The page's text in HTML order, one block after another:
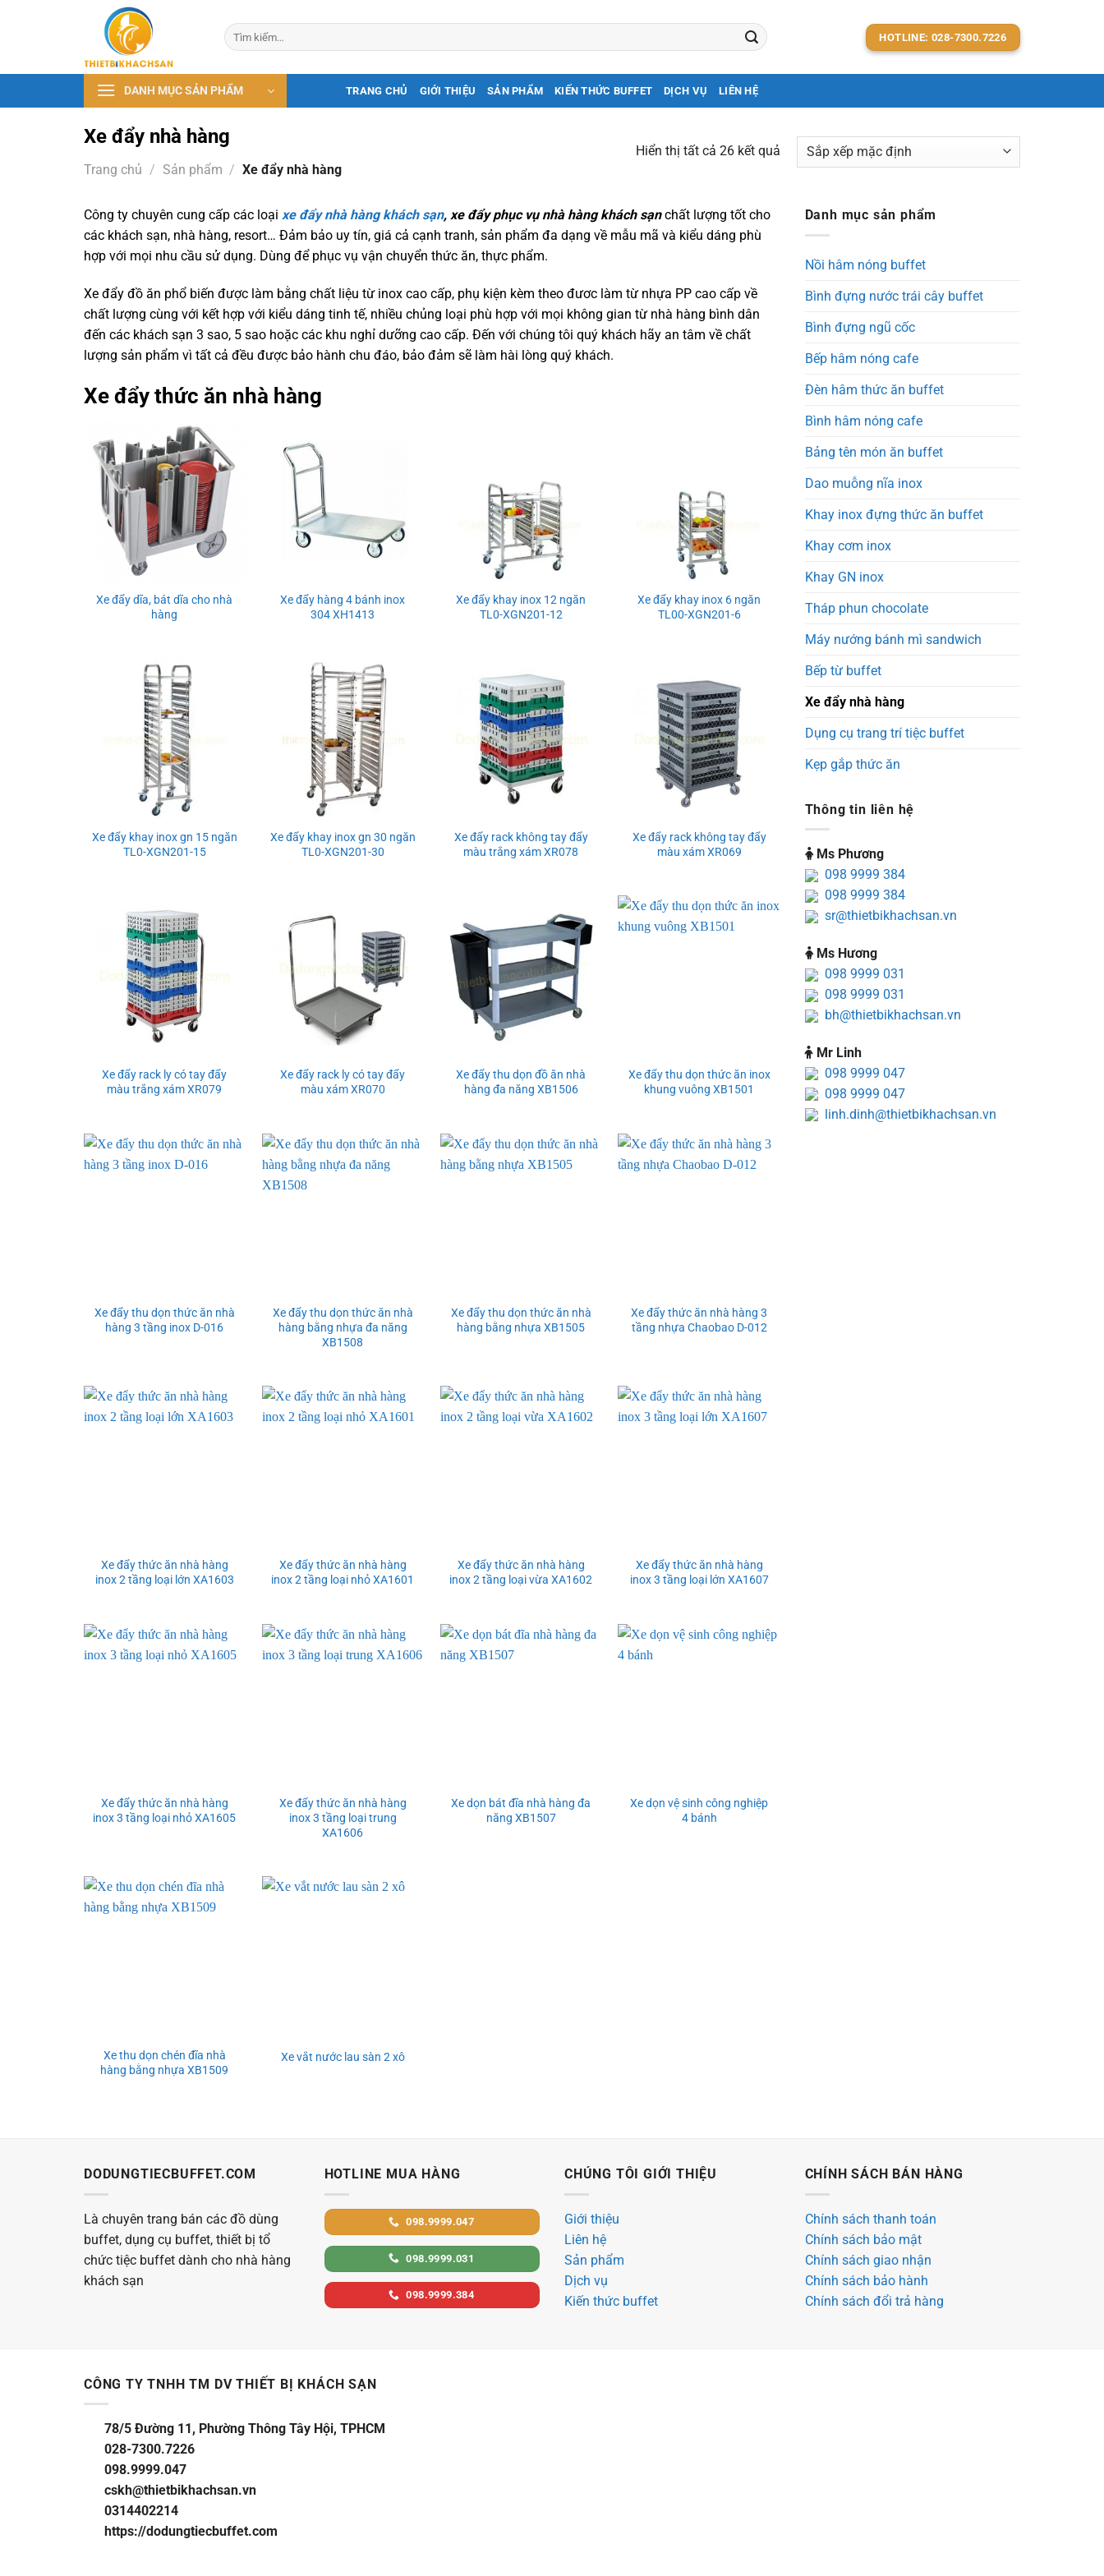
dung
Tìm
kiếm:
HOTLINE: 028-7300.7226
DANH MỤC SẢN PHẨM TRANG CHỦ GIỚI THIỆU SẢN PHẨM KIẾN THỨC BUFFET DỊCH VỤ LIÊN HỆ
Xe đẩy nhà hàng
Trang chủ / Sản phẩm / Xe đẩy nhà hàng
Hiển thị tất cả 26 kết quả
Công ty chuyên cung cấp các loại xe đẩy nhà hàng khách sạn, xe đẩy phục vụ nhà hàng khách sạnchất lượng tốt cho
các khách sạn, nhà hàng, resort… Đảm bảo uy tín, giá cả cạnh tranh, sản phẩm đa dạng về mẫu mã và kiểu dáng phù
hợp với mọi nhu cầu sử dụng. Dùng để phục vụ vận chuyển thức ăn, thực phẩm.
Xe đẩy đồ ăn phổ biến được làm bằng chất liệu từ inox cao cấp, phụ kiện kèm theo đươc làm từ nhựa PP cao cấp về
chất lượng cùng với kết hợp với kiểu dáng tinh tế, nhiều chủng loại phù hợp với mọi không gian từ nhà hàng bình dân
đến các khách sạn 3 sao, 5 sao hoặc các khu nghỉ dưỡng cao cấp. Đến với chúng tôi quý khách hãy an tâm về chất
lượng sản phẩm vì tất cả đều được bảo hành chu đáo, bảo đảm sẽ làm hài lòng quý khách.
Xe đẩy thức ăn nhà hàng
Xe đẩy dĩa, bát dĩa cho nhà
hàng
Xe đẩy hàng 4 bánh inox
304 XH1413
Xe đẩy khay inox 12 ngăn
TL0-XGN201-12
Xe đẩy khay inox 6 ngăn
TL00-XGN201-6
Xe đẩy khay inox gn 15 ngăn
TL0-XGN201-15
Xe đẩy khay inox gn 30 ngăn
TL0-XGN201-30
Xe đẩy rack không tay đẩy
màu trắng xám XR078
Xe đẩy rack không tay đẩy
màu xám XR069
Xe đẩy rack ly có tay đẩy
màu trắng xám XR079
Xe đẩy rack ly có tay đẩy
màu xám XR070
Xe đẩy thu dọn đồ ăn nhà
hàng đa năng XB1506
Xe đẩy thu dọn thức ăn inox
khung vuông XB1501
Xe đẩy thu dọn thức ăn nhà
hàng 3 tầng inox D-016
Xe đẩy thu dọn thức ăn nhà
hàng bằng nhựa đa năng
XB1508
Xe đẩy thu dọn thức ăn nhà
hàng bằng nhựa XB1505
Xe đẩy thức ăn nhà hàng 3
tầng nhựa Chaobao D-012
Xe đẩy thức ăn nhà hàng
inox 2 tầng loại lớn XA1603
Xe đẩy thức ăn nhà hàng
inox 2 tầng loại nhỏ XA1601
Xe đẩy thức ăn nhà hàng
inox 2 tầng loại vừa XA1602
Xe đẩy thức ăn nhà hàng
inox 3 tầng loại lớn XA1607
Xe đẩy thức ăn nhà hàng
inox 3 tầng loại nhỏ XA1605
Xe đẩy thức ăn nhà hàng
inox 3 tầng loại trung
XA1606
Xe dọn bát đĩa nhà hàng đa
năng XB1507
Xe dọn vệ sinh công nghiệp
4 bánh
Xe thu dọn chén đĩa nhà
hàng bằng nhựa XB1509
Xe vắt nước lau sàn 2 xô
Danh mục sản phẩm
Nồi hâm nóng buffet
Bình đựng nước trái cây buffet
Bình đựng ngũ cốc
Bếp hâm nóng cafe
Đèn hâm thức ăn buffet
Bình hâm nóng cafe
Bảng tên món ăn buffet
Dao muỗng nĩa inox
Khay inox đựng thức ăn buffet
Khay cơm inox
Khay GN inox
Tháp phun chocolate
Máy nướng bánh mì sandwich
Bếp từ buffet
Xe đẩy nhà hàng
Dụng cụ trang trí tiệc buffet
Kẹp gắp thức ăn
Thông tin liên hệ
Ms Phương
098 9999 384
098 9999 384
sr@thietbikhachsan.vn
Ms Hương
098 9999 031
098 9999 031
bh@thietbikhachsan.vn
Mr Linh
098 9999 047
098 9999 047
linh.dinh@thietbikhachsan.vn
DODUNGTIECBUFFET.COM
Là chuyên trang bán các đồ dùng
buffet, dụng cụ buffet, thiết bị tổ
chức tiệc buffet dành cho nhà hàng
khách sạn
HOTLINE MUA HÀNG
098.9999.047
098.9999.031
098.9999.384
CHÚNG TÔI GIỚI THIỆU
Giới thiệu
Liên hệ
Sản phẩm
Dịch vụ
Kiến thức buffet
CHÍNH SÁCH BÁN HÀNG
Chính sách thanh toán
Chính sách bảo mật
Chính sách giao nhận
Chính sách bảo hành
Chính sách đổi trả hàng
CÔNG TY TNHH TM DV THIẾT BỊ KHÁCH SẠN
78/5 Đường 11, Phường Thông Tây Hội, TPHCM
028-7300.7226
098.9999.047
cskh@thietbikhachsan.vn
0314402214
https://dodungtiecbuffet.com